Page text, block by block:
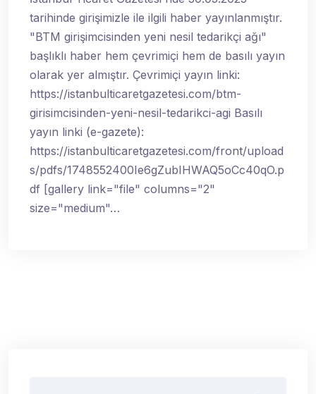
tarihinde girişimizle ile ilgili haber yayınlanmıştır.
"BTM girişimcisinden yeni nesil tedarikçi ağı"
başlıklı haber hem çevrimiçi hem de basılı yayın
olarak yer almıştır. Çevrimiçi yayın linki:
https://istanbulticaretgazetesi.com/btm-
girisimcisinden-yeni-nesil-tedarikci-agi Basılı
yayın linki (e-gazete):
https://istanbulticaretgazetesi.com/front/upload
s/pdfs/1748552400Ie6gZubIHWAQ5oCc40qO.p
df [gallery link="file" columns="2"
size="medium"…